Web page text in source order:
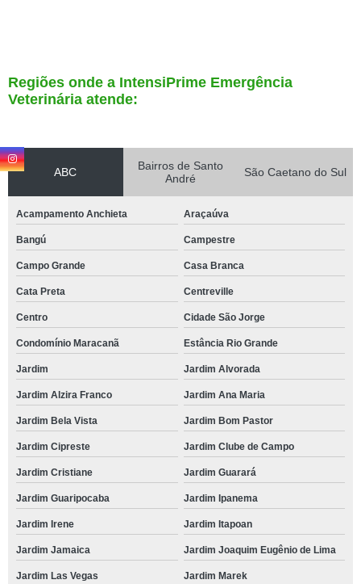
Regiões onde a IntensiPrime Emergência
Veterinária atende:
ABC
Bairros de Santo
André
São Caetano do Sul
Acampamento Anchieta Araçaúva
Bangú Campestre
Campo Grande Casa Branca
Cata Preta Centreville
Centro Cidade São Jorge
Condomínio Maracanã Estância Rio Grande
Jardim Jardim Alvorada
Jardim Alzira Franco Jardim Ana Maria
Jardim Bela Vista Jardim Bom Pastor
Jardim Cipreste Jardim Clube de Campo
Jardim Cristiane Jardim Guarará
Jardim Guaripocaba Jardim Ipanema
Jardim Irene Jardim Itapoan
Jardim Jamaica Jardim Joaquim Eugênio de Lima
Jardim Las Vegas Jardim Marek